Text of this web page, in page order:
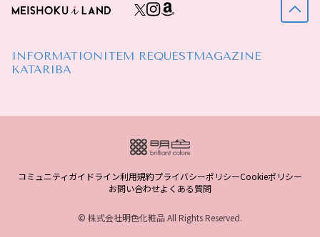
INFORMATION ITEM REQUESTMAGAZINE
KATARIBA
コミュニティガイドライン利用規約プライバシーポリシーCookieポリシー
お問い合わせよくある質問
© 株式会社明色化粧品 All Rights Reserved.